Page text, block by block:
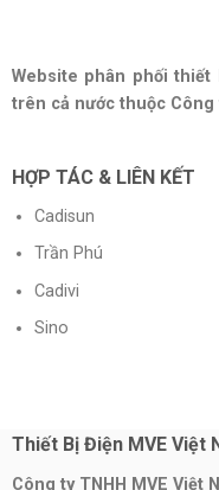
Website phân phối
trên cả nước thuộc Công
HỢP TÁC & LIÊN KẾT
Cadisun
Trần Phú
Cadivi
Sino
Thiết Bị Điện MVE Việt
Công ty TNHH MVE Việt